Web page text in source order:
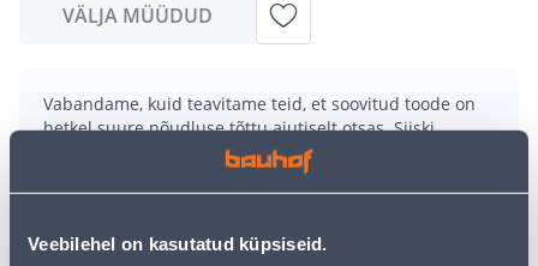
Veebilehel on kasutatud küpsiseid.
VÄLJA MÜÜDUD
Vabandame, kuid teavitame teid, et soovitud toode on
hetkel suure nõudluse tõttu ajutiselt otsas. Siiski
pakume suurepäraseid alternatiive samast
, mis võivad teile sama palju rõõmu
pakkuda!
uurimistööd saate jätkata, naastesavalehele